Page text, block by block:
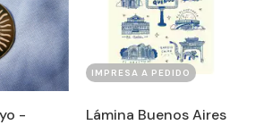
-
IMPRESA A PEDIDO
Lámina Buenos Aires